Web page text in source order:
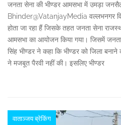
जनता सेना की भीण्डर आमसभा में उमड़ा
Bhinder@VatanjayMedia वल्लभनगर
होता जा रहा हैं जिसके तहत जनता सेना
आमसभा का आयोजन किया गया। जिसमें जनता
सिंह भीण्डर ने कहा कि भीण्डर को जिला
ने मजबूत पैरवी नहीं की। इसलिए भीण्डर
वाताञ्जय ब्रेकिंग